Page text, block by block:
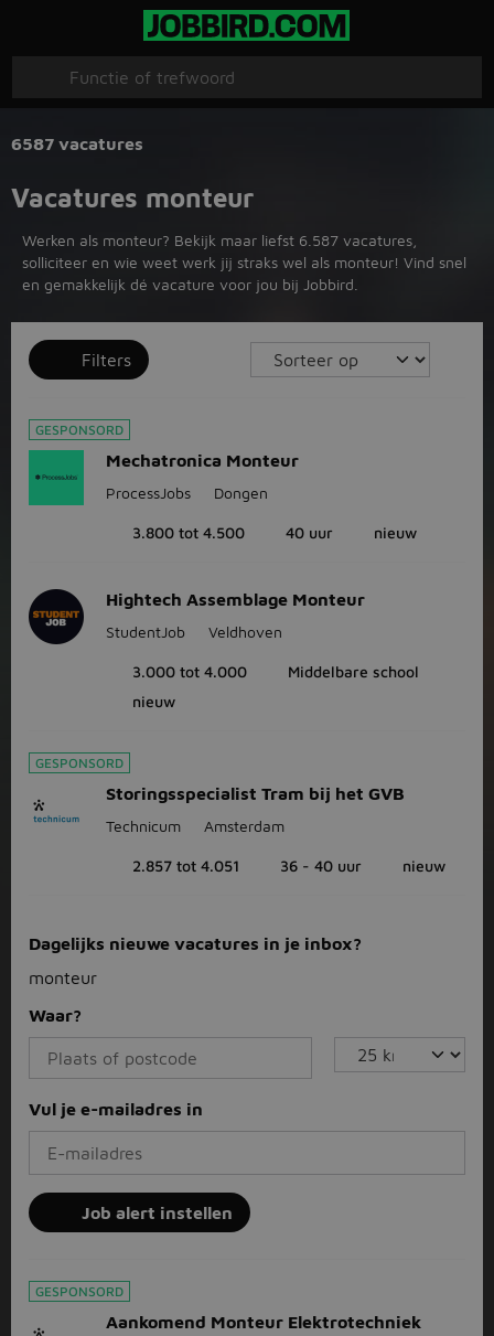
6587 vacatures
Vacatures monteur
Werken als monteur? Bekijk maar liefst 6.587 vacatures,
solliciteer en wie weet werk jij straks wel als monteur! Vind snel
en gemakkelijk dé vacature voor jou bij Jobbird.
Filters
GESPONSORD
Mechatronica Monteur
ProcessJobs Dongen
3.800 tot 4.500 40 uur nieuw
Hightech Assemblage Monteur
StudentJob Veldhoven
3.000 tot 4.000
Middelbare school
nieuw
GESPONSORD
Storingsspecialist Tram bij het GVB
Technicum Amsterdam
2.857 tot 4.051 36 - 40 uur nieuw
Dagelijks nieuwe vacatures in je inbox?
monteur
Waar?
Vul je e-mailadres in
Job alert instellen
GESPONSORD
Aankomend Monteur Elektrotechniek